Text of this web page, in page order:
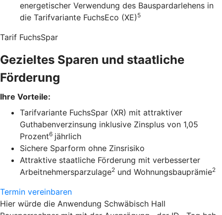
energetischer Verwendung des Bauspardarlehens in
die Tarifvariante FuchsEco (XE) 5
Tarif FuchsSpar
Gezieltes Sparen und staatliche
Förderung
Ihre Vorteile:
Tarifvariante FuchsSpar (XR) mit attraktiver
Guthabenverzinsung inklusive Zinsplus von 1,05
Prozent6 jährlich
Sichere Sparform ohne Zinsrisiko
Attraktive staatliche Förderung mit verbesserter
Arbeitnehmersparzulage2 und Wohnungsbauprämie2
Termin vereinbaren
Hier würde die Anwendung Schwäbisch Hall